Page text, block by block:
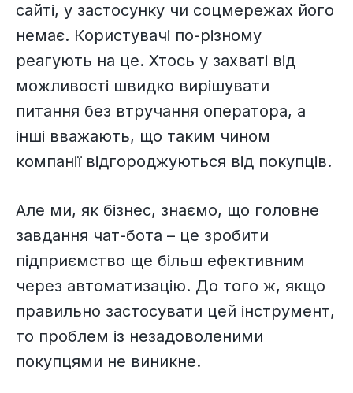
сайті, у застосунку чи соцмережах його
немає. Користувачі по-різному
реагують на це. Хтось у захваті від
можливості швидко вирішувати
питання без втручання оператора, а
інші вважають, що таким чином
компанії відгороджуються від покупців.
Але ми, як бізнес, знаємо, що головне
завдання чат-бота – це зробити
підприємство ще більш ефективним
через автоматизацію. До того ж, якщо
правильно застосувати цей інструмент,
то проблем із незадоволеними
покупцями не виникне.